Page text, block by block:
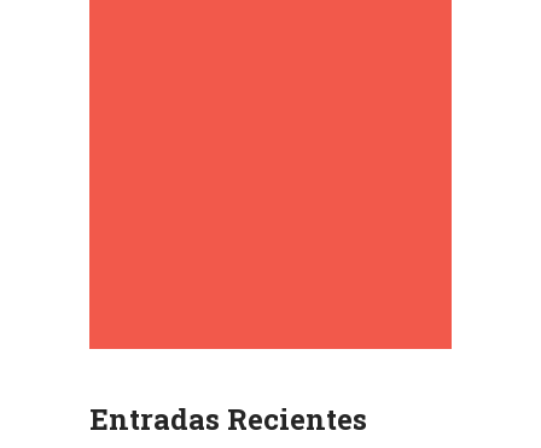
Entradas Recientes